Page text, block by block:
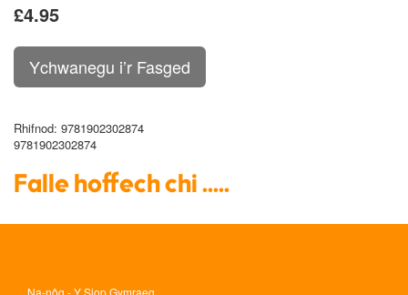
£4.95
Rhifnod: 9781902302874
9781902302874
Falle hoffech chi .....